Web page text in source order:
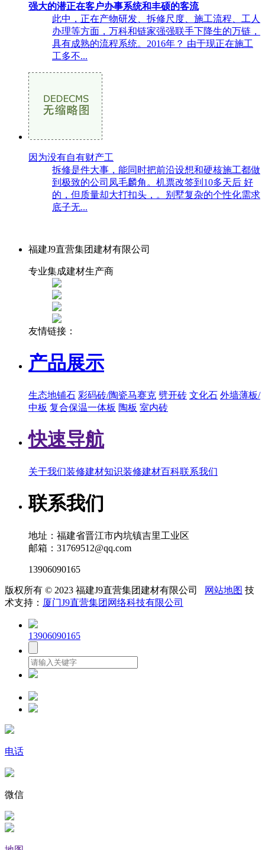
强大的潜正在客户办事系统和丰硕的客流
此中，正在产物研发、拆修尺度、施工流程、工人
办理等方面，万科和链家强强联手下降生的万链，
具有成熟的流程系统。2016年？ 由于现正在施工
工多不...
因为没有自有财产工
拆修是件大事，能同时把前沿设想和硬核施工都做
到极致的公司凤毛麟角。机票改签到10多天后 好
的，但质量却大打扣头，。别墅复杂的个性化需求
底子无...
福建J9直营集团建材有限公司
专业集成建材生产商
友情链接：
产品展示
生态地铺石 彩码砖/陶瓷马赛克 劈开砖 文化石 外墙薄板/
中板 复合保温一体板 陶板 室内砖
快速导航
关于我们装修建材知识装修建材百科联系我们
联系我们
地址：福建省晋江市内坑镇吉里工业区
邮箱：31769512@qq.com
13906090165
版权所有 © 2023 福建J9直营集团建材有限公司 网站地图 技
术支持： 厦门J9直营集团网络科技有限公司
13906090165
电话
微信